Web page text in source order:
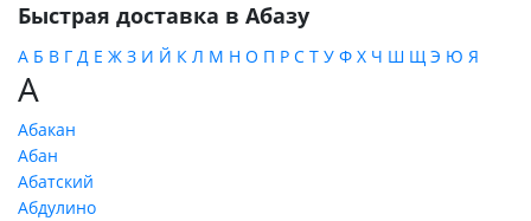
Быстрая доставка в Абазу
А Б В Г Д Е Ж З И Й К Л М Н О П Р С Т У Ф Х Ч Ш Щ Э Ю Я
А
Абакан
Абан
Абатский
Абдулино